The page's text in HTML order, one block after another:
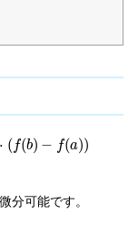
⋅ ( f(b) − f(a))
b )− f(
分可能です。